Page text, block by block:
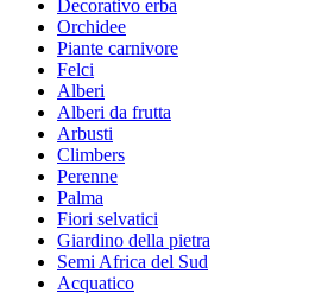
Decorativo erba
Orchidee
Piante carnivore
Felci
Alberi
Alberi da frutta
Arbusti
Climbers
Perenne
Palma
Fiori selvatici
Giardino della pietra
Semi Africa del Sud
Acquatico